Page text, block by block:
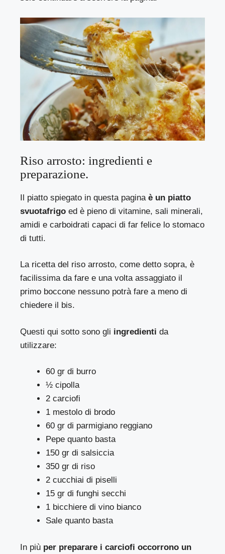
Riso arrosto: ingredienti e
preparazione.
Il piatto spiegato in questa paginaè un piatto
svuotafrigo ed è pieno di vitamine, sali minerali,
amidi e carboidrati capaci di far felice lo stomaco
di tutti.
La ricetta del riso arrosto, come detto sopra, è
facilissima da fare e una volta assaggiato il
primo boccone nessuno potrà fare a meno di
chiedere il bis.
Questi qui sotto sono gli ingredienti da
utilizzare:
60 gr di burro
½ cipolla
2 carciofi
1 mestolo di brodo
60 gr di parmigiano reggiano
Pepe quanto basta
150 gr di salsiccia
350 gr di riso
2 cucchiai di piselli
15 gr di funghi secchi
1 bicchiere di vino bianco
Sale quanto basta
In più per preparare i carciofi occorrono un